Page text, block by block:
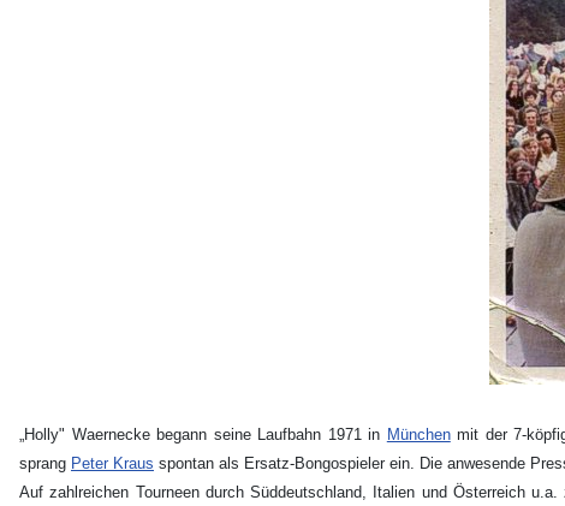
„Holly" Waernecke begann seine Laufbahn 1971 in Münchenmit der 7-
sprang Peter Kraus spontan als Ersatz-Bongospieler ein. Die anwesende
Auf zahlreichen Tourneen durch Süddeutschland, Italien und Österreich